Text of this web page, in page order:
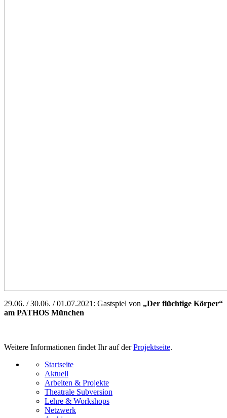
29.06. / 30.06. / 01.07.2021: Gastspiel von „Der flüchtige Körper“
am PATHOS München
Weitere Informationen findet Ihr auf derProjektseite.
Startseite
Aktuell
Arbeiten & Projekte
Theatrale Subversion
Lehre & Workshops
Netzwerk